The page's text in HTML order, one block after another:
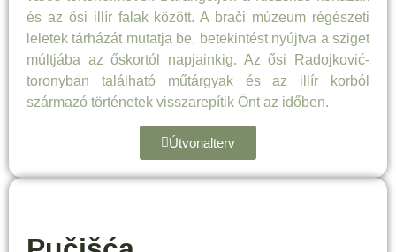
és az ősi illír falak között. A brači múzeum régészeti
leletek tárházát mutatja be, betekintést nyújtva a sziget
múltjába az őskortól napjainkig. Az ősi Radojković-
toronyban található műtárgyak és az illír korból
származó történetek visszarepítik Önt az időben.
Útvonalterv